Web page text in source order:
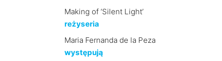
Making of ‘Silent Light’
reżyseria
Maria Fernanda de la Peza
występują